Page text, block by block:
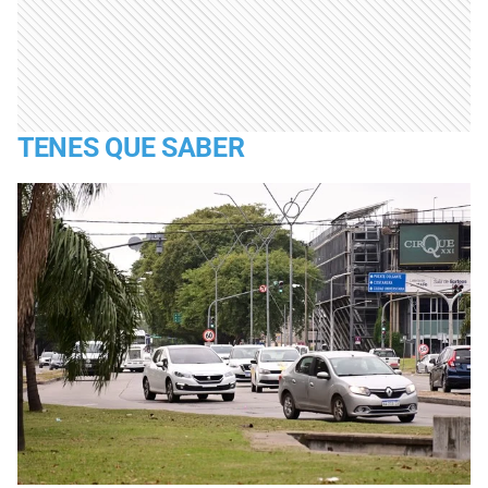
TENES QUE SABER